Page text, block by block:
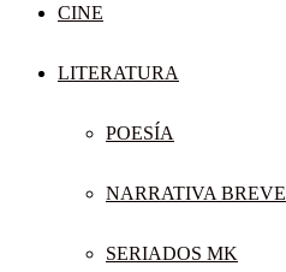
CINE
LITERATURA
POESÍA
NARRATIVA BREVE
SERIADOS MK